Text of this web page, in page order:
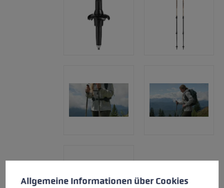
Allgemeine Informationen über Cookies